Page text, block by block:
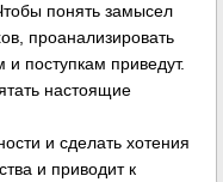
понять замысел
проанализировать
поступкам приведут.
настоящие
и сделать хотения
и приводит к